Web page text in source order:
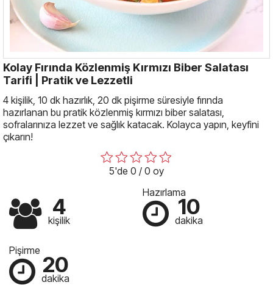
Kolay Fırında Közlenmiş Kırmızı Biber Salatası
Tarifi | Pratik ve Lezzetli
4 kişilik, 10 dk hazırlık, 20 dk pişirme süresiyle fırında
hazırlanan bu pratik közlenmiş kırmızı biber salatası,
sofralarınıza lezzet ve sağlık katacak. Kolayca yapın, keyfini
çıkarın!
5'de 0 / 0 oy
4
kişilik
Hazırlama
10
dakika
Pişirme
20
dakika